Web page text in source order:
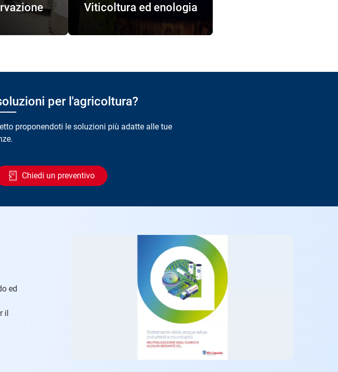
Viticoltura ed enologia
per l'agricoltura?
proponendoti le soluzioni più adatte alle tue
Chiedi un preventivo
ed
il